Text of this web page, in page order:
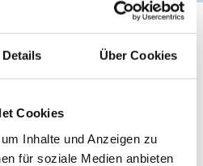
Details Über Cookies
Cookies
Inhalte und Anzeigen zu
für soziale Medien anbieten